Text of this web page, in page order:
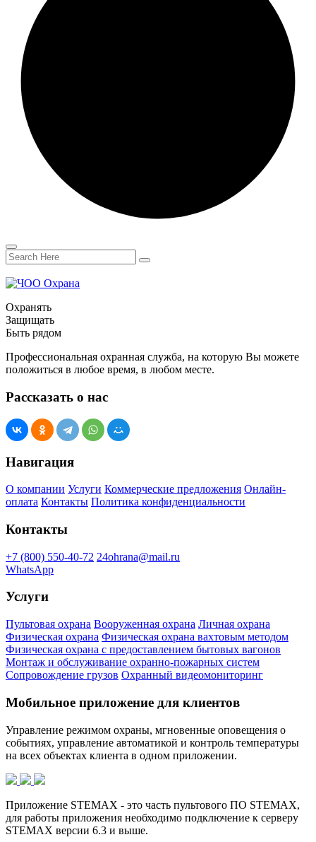
Охранять
Защищать
Быть рядом
Профессиональная охранная служба, на которую Вы можете
положиться в любое время, в любом месте.
Рассказать о нас
Навигация
О компании Услуги Коммерческие предложения Онлайн-
оплата Контакты Политика конфиденциальности
Контакты
+7 (800) 550-40-72 24ohrana@mail.ru
WhatsApp
Услуги
Пультовая охрана Вооруженная охрана Личная охрана
Физическая охрана Физическая охрана вахтовым методом
Физическая охрана с предоставлением бытовых вагонов
Монтаж и обслуживание охранно-пожарных систем
Сопровождение грузов Охранный видеомониторинг
Мобильное приложение для клиентов
Управление режимом охраны, мгновенные оповещения о
событиях, управление автоматикой и контроль температуры
на всех объектах клиента в одном приложении.
Приложение STEMAX - это часть пультового ПО STEMAX,
для работы приложения необходимо подключение к серверу
STEMAX версии 6.3 и выше.